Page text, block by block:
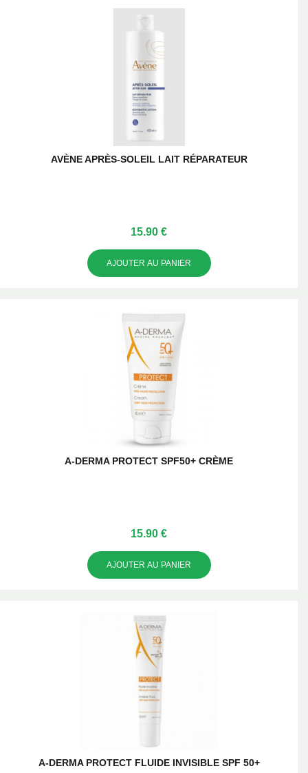
AVÈNE APRÈS-SOLEIL LAIT RÉPARATEUR
15.90 €
AJOUTER AU PANIER
A-DERMA PROTECT SPF50+ CRÈME
15.90 €
AJOUTER AU PANIER
A-DERMA PROTECT FLUIDE INVISIBLE SPF 50+